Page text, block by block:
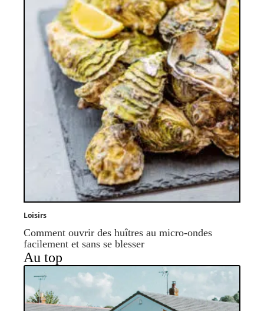
Loisirs
Comment ouvrir des huîtres au micro-ondes
facilement et sans se blesser
Au top